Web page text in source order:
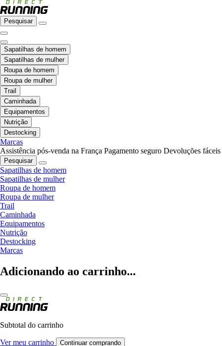
Pesquisar
Sapatilhas de homem
Sapatilhas de mulher
Roupa de homem
Roupa de mulher
Trail
Caminhada
Equipamentos
Nutrição
Destocking
Marcas
Assistência pós-venda na França Pagamento seguro Devoluções fáceis
Pesquisar
Sapatilhas de homem
Sapatilhas de mulher
Roupa de homem
Roupa de mulher
Trail
Caminhada
Equipamentos
Nutrição
Destocking
Marcas
Adicionando ao carrinho...
Subtotal do carrinho
Ver meu carrinho Continuar comprando